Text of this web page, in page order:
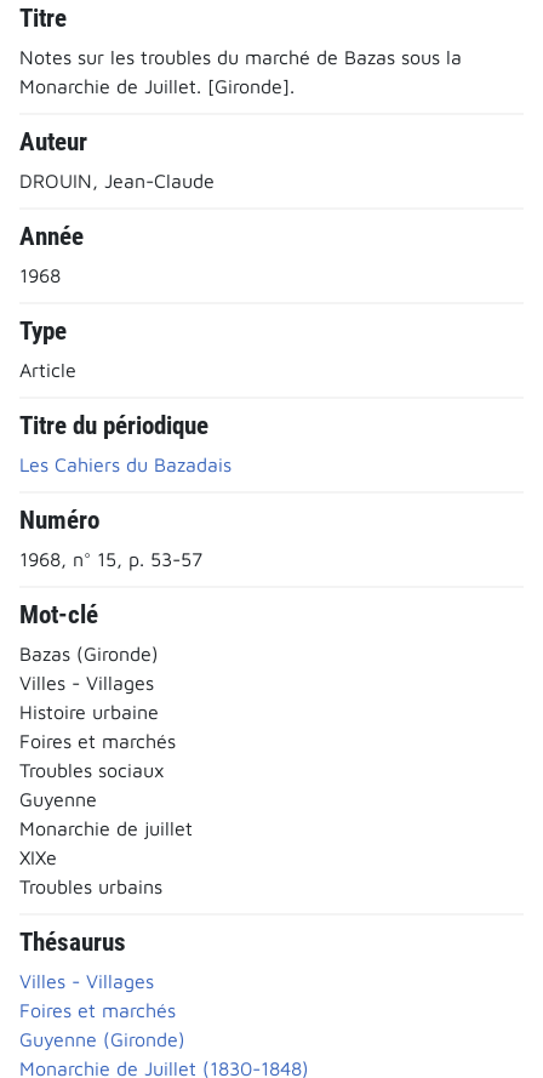
Titre
Notes sur les troubles du marché de Bazas sous la
Monarchie de Juillet. [Gironde].
Auteur
DROUIN, Jean-Claude
Année
1968
Type
Article
Titre du périodique
Les Cahiers du Bazadais
Numéro
1968, n° 15, p. 53-57
Mot-clé
Bazas (Gironde)
Villes - Villages
Histoire urbaine
Foires et marchés
Troubles sociaux
Guyenne
Monarchie de juillet
XIXe
Troubles urbains
Thésaurus
Villes - Villages
Foires et marchés
Guyenne (Gironde)
Monarchie de Juillet (1830-1848)